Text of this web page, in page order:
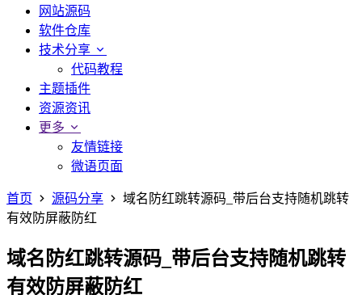
网站源码
软件仓库
技术分享
代码教程
主题插件
资源资讯
更多
友情链接
微语页面
首页 源码分享
域名防红跳转源码_带后台支持随机跳转
有效防屏蔽防红
域名防红跳转源码_带后台支持随机跳转
有效防屏蔽防红